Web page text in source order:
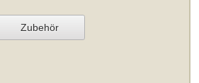
Zubehör